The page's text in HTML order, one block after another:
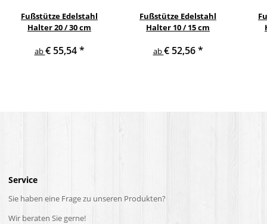
Fußstütze Edelstahl
Halter 20 / 30 cm
ab€ 55,54*
Fußstütze Edelstahl
Halter 10 / 15 cm
ab€ 52,56*
Service
Sie haben eine Frage zu unseren Produkten?
Wir beraten Sie gerne!